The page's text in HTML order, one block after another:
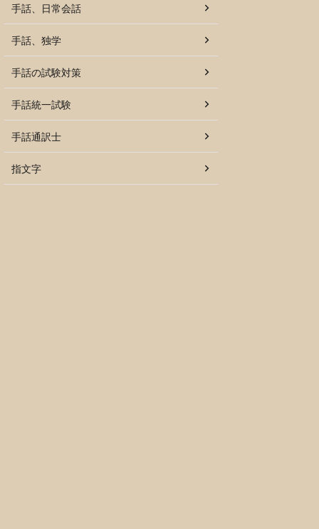
手話、日常会話
手話、独学
手話の試験対策
手話統一試験
手話通訳士
指文字